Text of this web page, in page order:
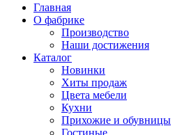
Главная
О фабрике
Производство
Наши достижения
Каталог
Новинки
Хиты продаж
Цвета мебели
Кухни
Прихожие и обувницы
Гостиные